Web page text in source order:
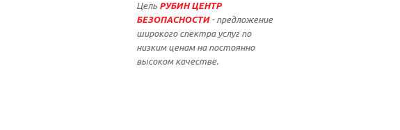
Цель РУБИН ЦЕНТР
БЕЗОПАСНОСТИ - предложение
широкого спектра услуг по
низким ценам на постоянно
высоком качестве.